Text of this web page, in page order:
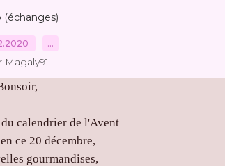
(échanges)
…
Magaly91
calendrier de l'Avent
ce 20 décembre,
gourmandises,